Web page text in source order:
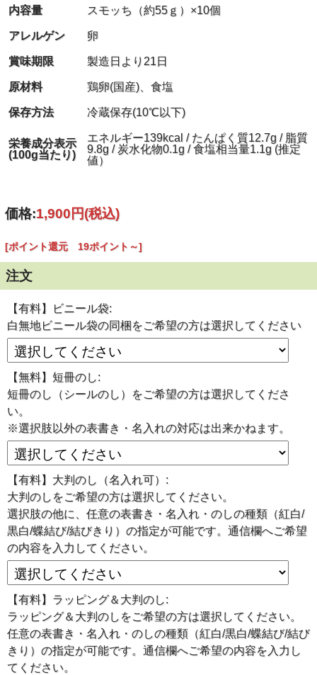
黄身が固い従来の燻製卵とはまったく異なる味わいです。
す。
限られた原材料なのに、やみつきになる美味しさです！
販売が開始してから20年以上が経ちますが､
今では半澤鶏卵の代表ともいえる人気商品となっていま
メディアでも話題となり､著名な方々からも支持を得てい
る
当社自慢の逸品
『スモッち』おいしさのヒミ
ツ
従来の燻製卵は､燻製方法によって黄身はパサパサ､白身は
固めになりがちでした。しかし､『スモッち』は､じっくり
1週間もかけて作っているからこそ､ 黄身はとろ～り､白身
はプルンプルンの今までにない｢くせになる食感｣を実現し
ました。
燻製液に頼らず自然な状態
で
本格燻製！
内容量 スモッち（約55ｇ）×10個
アレルゲン 卵
賞味期限 製造日より21日
原材料 鶏卵(国産)、食塩
保存方法 冷蔵保存(10℃以下)
栄養成分表示
(100g当たり)
エネルギー139kcal / たんぱく質12.7g / 脂質
9.8g / 炭水化物0.1g / 食塩相当量1.1g (推定
値）
価格:1,900円(税込)
[ポイント還元 19ポイント～]
注文
【有料】ビニール袋:
白無地ビニール袋の同梱をご希望の方は選択してください
【無料】短冊のし:
短冊のし（シールのし）をご希望の方は選択してくださ
い。
※選択肢以外の表書き・名入れの対応は出来かねます。
【有料】大判のし（名入れ可）:
大判のしをご希望の方は選択してください。
選択肢の他に、任意の表書き・名入れ・のしの種類（紅白/
黒白/蝶結び/結びきり）の指定が可能です。通信欄へご希望
の内容を入力してください。
【有料】ラッピング＆大判のし:
ラッピング＆大判のしをご希望の方は選択してください。
任意の表書き・名入れ・のしの種類（紅白/黒白/蝶結び/結び
きり）の指定が可能です。通信欄へご希望の内容を入力し
てください。